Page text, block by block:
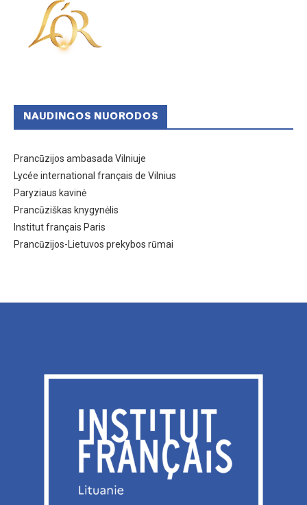
NAUDINGOS NUORODOS
Prancūzijos ambasada Vilniuje
Lycée international français de Vilnius
Paryziaus kavinė
Prancūziškas knygynėlis
Institut français Paris
Prancūzijos-Lietuvos prekybos rūmai